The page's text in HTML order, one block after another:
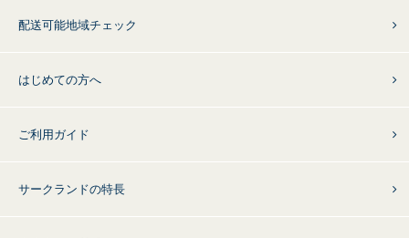
配送可能地域チェック
はじめての方へ
ご利用ガイド
サークランドの特長